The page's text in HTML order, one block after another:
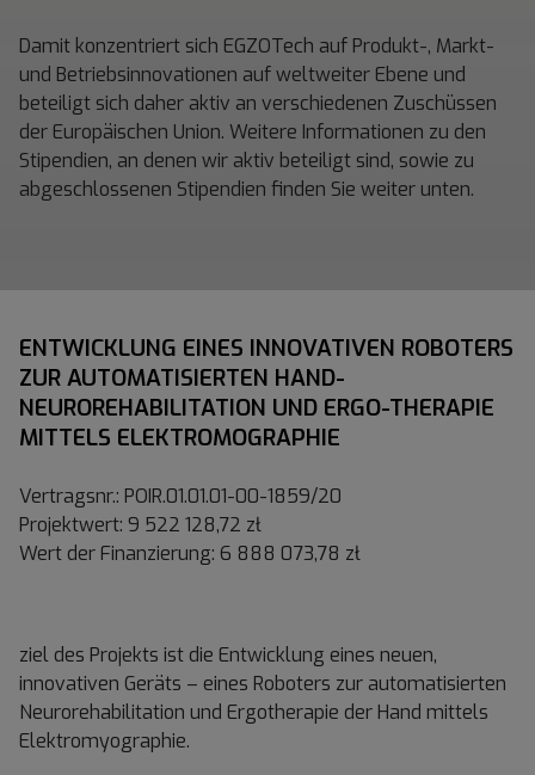
Damit konzentriert sich EGZOTech auf Produkt-, Markt-
und Betriebsinnovationen auf weltweiter Ebene und
beteiligt sich daher aktiv an verschiedenen Zuschüssen
der Europäischen Union. Weitere Informationen zu den
Stipendien, an denen wir aktiv beteiligt sind, sowie zu
abgeschlossenen Stipendien finden Sie weiter unten.
ENTWICKLUNG EINES INNOVATIVEN ROBOTERS
ZUR AUTOMATISIERTEN HAND-
NEUROREHABILITATION UND ERGO-THERAPIE
MITTELS ELEKTROMOGRAPHIE
Vertragsnr.: POIR.01.01.01-00-1859/20
Projektwert: 9 522 128,72 zł
Wert der Finanzierung: 6 888 073,78 zł
ziel des Projekts ist die Entwicklung eines neuen,
innovativen Geräts – eines Roboters zur automatisierten
Neurorehabilitation und Ergotherapie der Hand mittels
Elektromyographie.